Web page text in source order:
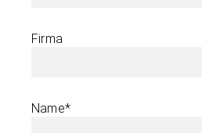
Firma
Name*